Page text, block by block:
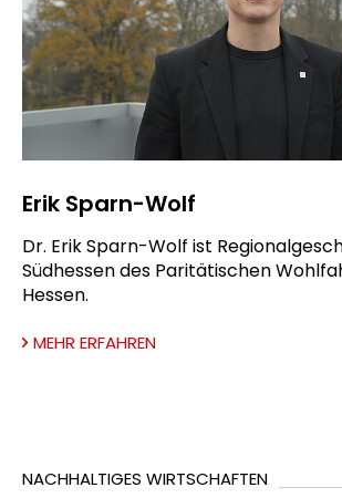
Erik Sparn-Wolf
Dr. Erik Sparn-Wolf ist
Südhessen des Paritätischen
Hessen.
MEHR ERFAHREN
NACHHALTIGES WIRTSCHAFTEN